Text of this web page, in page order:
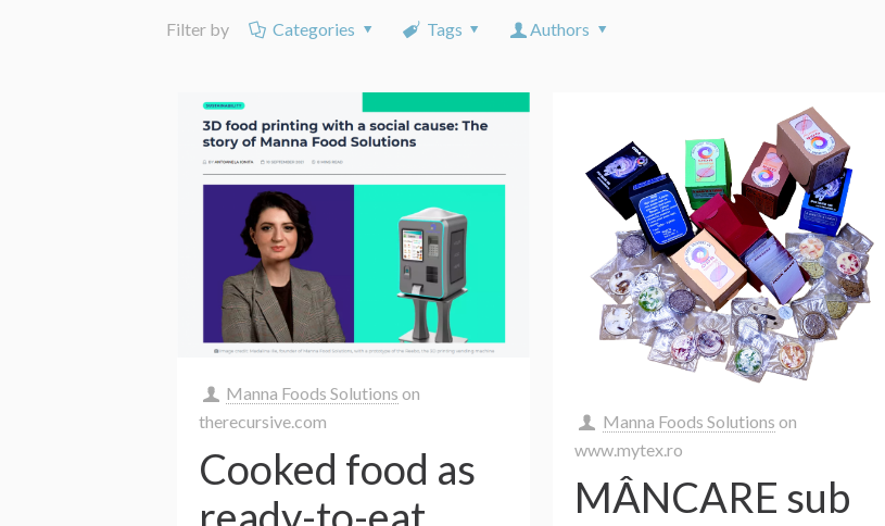
Filter by Categories Tags Authors
Manna Foods Solutions on
therecursive.com
Cooked food as
Manna Foods Solutions on
www.mytex.ro
MÂNCARE sub